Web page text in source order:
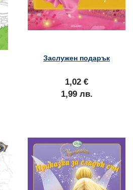
Заслужен подарък
1,02 €
1,99 лв.